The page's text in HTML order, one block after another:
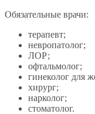
Обязательные врачи:
терапевт;
невропатолог;
ЛОР;
офтальмолог;
гинеколог для
хирург;
нарколог;
стоматолог.